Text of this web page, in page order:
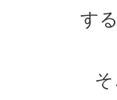
する